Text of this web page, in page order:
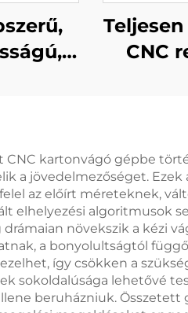
CNC
CNC kartonvágó gépbe
a jövedelmezőséget.
az előírt méreteknek,
elhelyezési algoritmusok
növekszik a kézi
a bonyolultságtól
így csökken a
sokoldalúsága lehetővé
beruházniuk.